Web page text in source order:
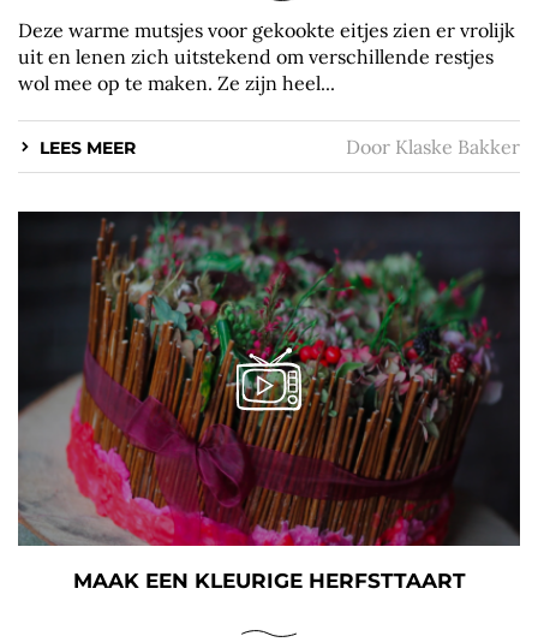
Deze warme mutsjes voor gekookte eitjes zien er vrolijk
uit en lenen zich uitstekend om verschillende restjes
wol mee op te maken. Ze zijn heel...
LEES MEER Door Klaske Bakker
MAAK EEN KLEURIGE HERFSTTAART